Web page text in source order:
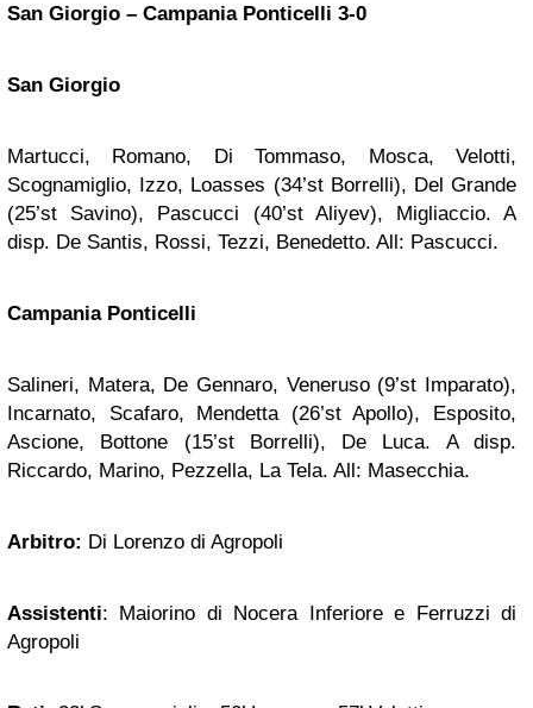
San Giorgio – Campania Ponticelli 3-0
San Giorgio
Martucci, Romano, Di Tommaso, Mosca, Velotti,
Scognamiglio, Izzo, Loasses (34’st Borrelli), Del Grande
(25’st Savino), Pascucci (40’st Aliyev), Migliaccio. A
disp. De Santis, Rossi, Tezzi, Benedetto. All: Pascucci.
Campania Ponticelli
Salineri, Matera, De Gennaro, Veneruso (9’st Imparato),
Incarnato, Scafaro, Mendetta (26’st Apollo), Esposito,
Ascione, Bottone (15’st Borrelli), De Luca. A disp.
Riccardo, Marino, Pezzella, La Tela. All: Masecchia.
Arbitro: Di Lorenzo di Agropoli
Assistenti: Maiorino di Nocera Inferiore e Ferruzzi di
Agropoli